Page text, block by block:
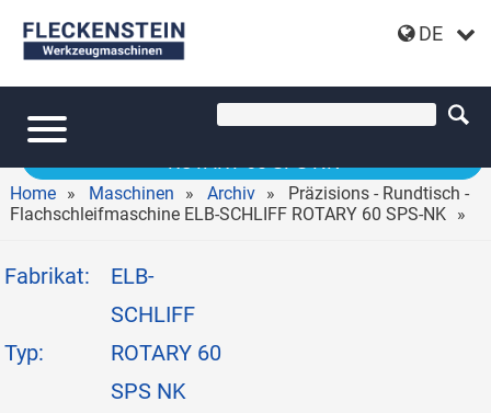
DE
CNC-PRÄZISIONS-RUNDTISCH- UND
ROTARY 60 SPS NK
Home Maschinen Archiv
Präzisions - Rundtisch -
Flachschleifmaschine ELB-SCHLIFF ROTARY 60 SPS-NK
Fabrikat:
ELB-
SCHLIFF
Typ:
ROTARY 60
SPS NK